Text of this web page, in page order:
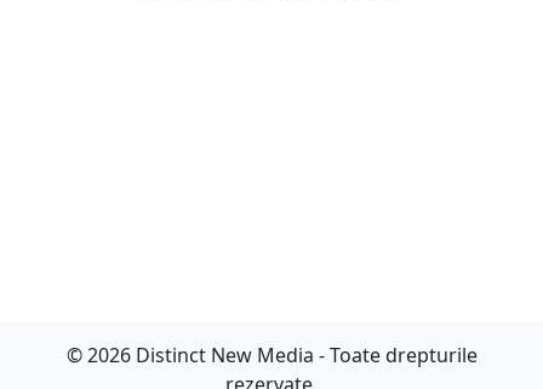
© 2026 Distinct New Media - Toate drepturile